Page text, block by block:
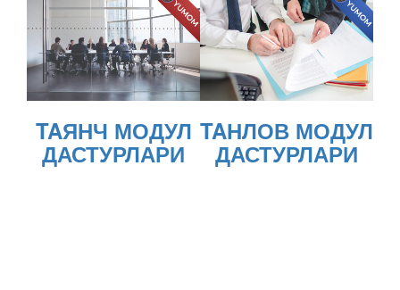
TAЯНЧ МОДУЛ
ДАСТУРЛАРИ
TAНЛОВ МОДУЛ
ДАСТУРЛАРИ